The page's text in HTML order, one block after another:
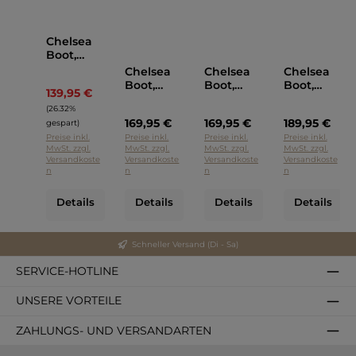
Chelsea
Boot,
Schwarz
139,95 €
Regulärer Preis:
(26.32%
gespart)
Preise inkl.
MwSt. zzgl.
Versandkoste
n
Details
Chelsea
Boot,
Schwarz
169,95 €
Preise inkl.
MwSt. zzgl.
Versandkoste
n
Details
Chelsea
Boot,
Schlamm
Farben
169,95 €
Preise inkl.
MwSt. zzgl.
Versandkoste
n
Details
Chelsea
Boot,
Schwarz
189,95 €
Preise inkl.
MwSt. zzgl.
Versandkoste
n
Details
Schneller Versand (Di - Sa)
SERVICE-HOTLINE
UNSERE VORTEILE
ZAHLUNGS- UND VERSANDARTEN